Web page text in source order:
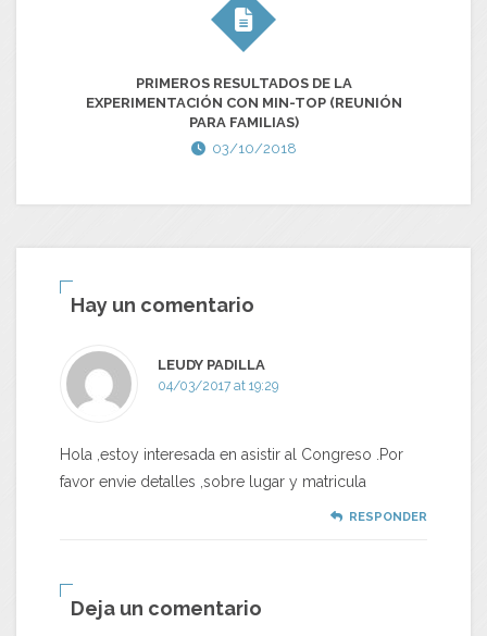
PRIMEROS RESULTADOS DE LA
EXPERIMENTACIÓN CON MIN-TOP (REUNIÓN
PARA FAMILIAS)
03/10/2018
Hay un comentario
LEUDY PADILLA
04/03/2017 at 19:29
Hola ,estoy interesada en asistir al Congreso .Por
favor envie detalles ,sobre lugar y matricula
RESPONDER
Deja un comentario